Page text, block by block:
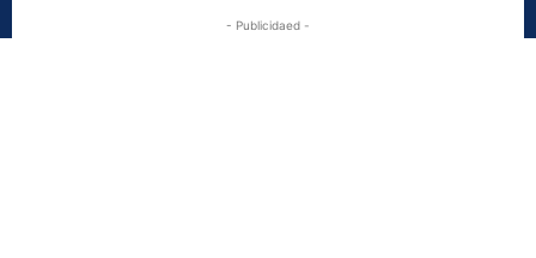
- Publicidaed -